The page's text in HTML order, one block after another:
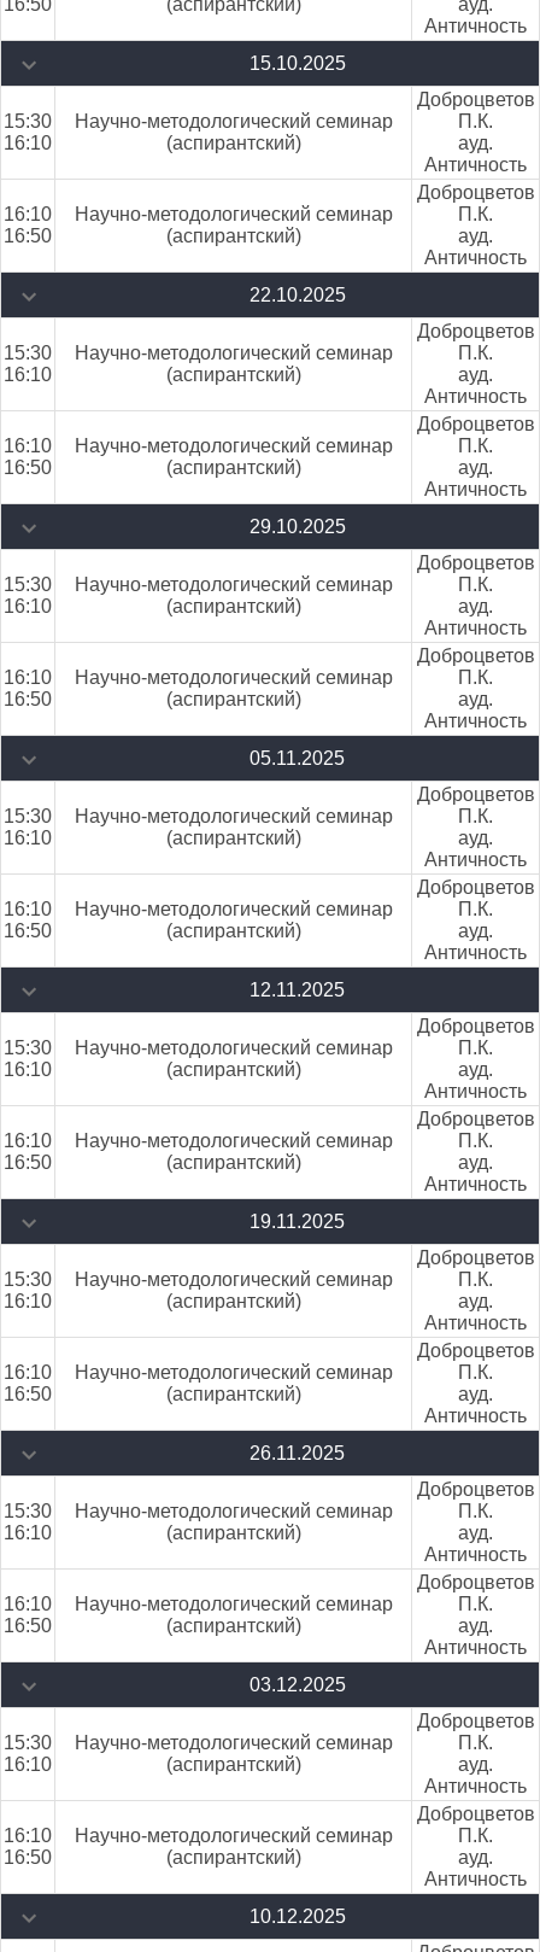
16:50
(аспирантский)
ауд.
Античность
15.10.2025
15:30
16:10
Научно-методологический семинар
(аспирантский)
Доброцветов
П.К.
ауд.
Античность
16:10
16:50
Научно-методологический семинар
(аспирантский)
Доброцветов
П.К.
ауд.
Античность
22.10.2025
15:30
16:10
Научно-методологический семинар
(аспирантский)
Доброцветов
П.К.
ауд.
Античность
16:10
16:50
Научно-методологический семинар
(аспирантский)
Доброцветов
П.К.
ауд.
Античность
29.10.2025
15:30
16:10
Научно-методологический семинар
(аспирантский)
Доброцветов
П.К.
ауд.
Античность
16:10
16:50
Научно-методологический семинар
(аспирантский)
Доброцветов
П.К.
ауд.
Античность
05.11.2025
15:30
16:10
Научно-методологический семинар
(аспирантский)
Доброцветов
П.К.
ауд.
Античность
16:10
16:50
Научно-методологический семинар
(аспирантский)
Доброцветов
П.К.
ауд.
Античность
12.11.2025
15:30
16:10
Научно-методологический семинар
(аспирантский)
Доброцветов
П.К.
ауд.
Античность
16:10
16:50
Научно-методологический семинар
(аспирантский)
Доброцветов
П.К.
ауд.
Античность
19.11.2025
15:30
16:10
Научно-методологический семинар
(аспирантский)
Доброцветов
П.К.
ауд.
Античность
16:10
16:50
Научно-методологический семинар
(аспирантский)
Доброцветов
П.К.
ауд.
Античность
26.11.2025
15:30
16:10
Научно-методологический семинар
(аспирантский)
Доброцветов
П.К.
ауд.
Античность
16:10
16:50
Научно-методологический семинар
(аспирантский)
Доброцветов
П.К.
ауд.
Античность
03.12.2025
15:30
16:10
Научно-методологический семинар
(аспирантский)
Доброцветов
П.К.
ауд.
Античность
16:10
16:50
Научно-методологический семинар
(аспирантский)
Доброцветов
П.К.
ауд.
Античность
10.12.2025